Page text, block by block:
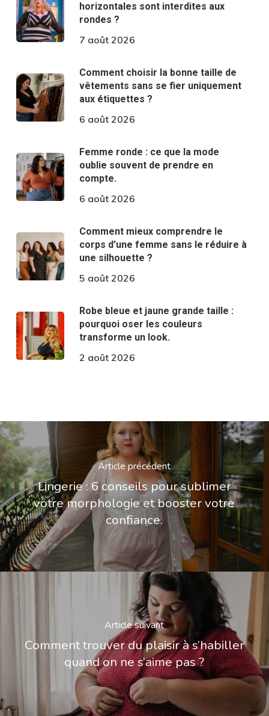
horizontales sont interdites aux
rondes ?
7 août 2026
Comment choisir la bonne taille de
vêtements sans se fier uniquement
aux étiquettes ?
6 août 2026
Femme ronde : ce que la mode
oublie souvent de prendre en
compte.
6 août 2026
Comment mieux comprendre le
corps d’une femme sans le réduire à
une silhouette ?
5 août 2026
Robe bleue et jaune grande taille :
pourquoi oser les couleurs
transforme un look.
2 août 2026
Article précédent
Lingerie : 6 conseils pour sublimer
votre morphologie et booster votre
confiance.
Article suivant
Comment trouver du plaisir à s’habiller
quand on ne s’aime pas ?